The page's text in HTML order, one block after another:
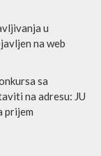
u
na web
sa
na adresu: JU
prijem